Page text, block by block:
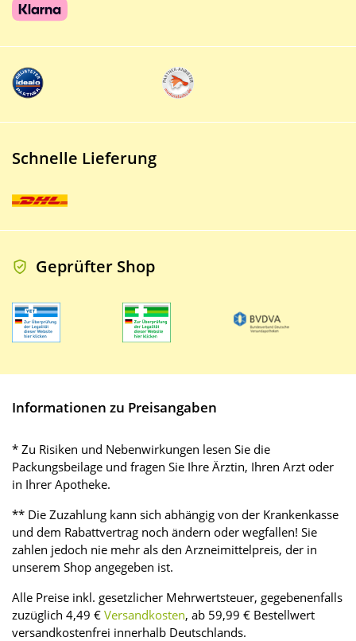
Schnelle Lieferung
Geprüfter Shop
Informationen zu Preisangaben
* Zu Risiken und Nebenwirkungen lesen Sie die
Packungsbeilage und fragen Sie Ihre Ärztin, Ihren Arzt oder
in Ihrer Apotheke.
** Die Zuzahlung kann sich abhängig von der Krankenkasse
und dem Rabattvertrag noch ändern oder wegfallen! Sie
zahlen jedoch nie mehr als den Arzneimittelpreis, der in
unserem Shop angegeben ist.
Alle Preise inkl. gesetzlicher Mehrwertsteuer, gegebenenfalls
zuzüglich 4,49 € Versandkosten, ab 59,99 € Bestellwert
versandkostenfrei innerhalb Deutschlands.